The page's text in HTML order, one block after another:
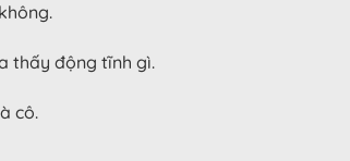
thấy động tĩnh gì.
cô.